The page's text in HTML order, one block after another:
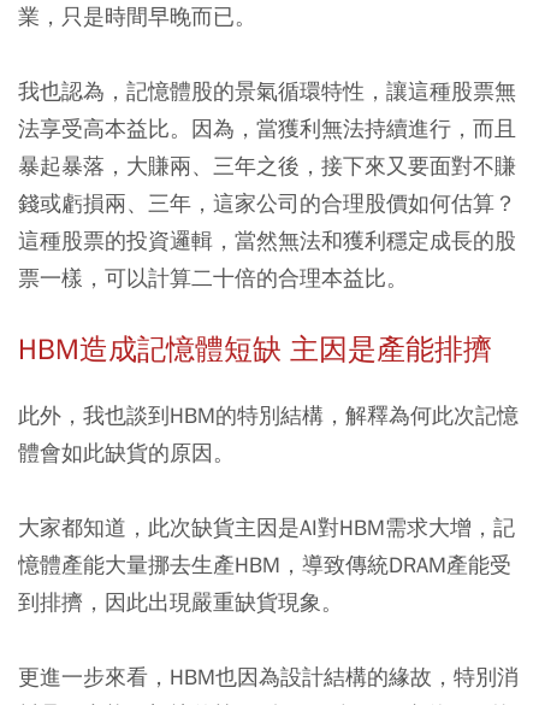
業，只是時間早晚而已。
我也認為，記憶體股的景氣循環特性，讓這種股票無
法享受高本益比。因為，當獲利無法持續進行，而且
暴起暴落，大賺兩、三年之後，接下來又要面對不賺
錢或虧損兩、三年，這家公司的合理股價如何估算？
這種股票的投資邏輯，當然無法和獲利穩定成長的股
票一樣，可以計算二十倍的合理本益比。
HBM造成記憶體短缺 主因是產能排擠
此外，我也談到HBM的特別結構，解釋為何此次記憶
體會如此缺貨的原因。
大家都知道，此次缺貨主因是AI對HBM需求大增，記
憶體產能大量挪去生產HBM，導致傳統DRAM產能受
到排擠，因此出現嚴重缺貨現象。
更進一步來看，HBM也因為設計結構的緣故，特別消